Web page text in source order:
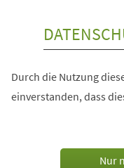
Durch die Nutzung
einverstanden, dass
Nur